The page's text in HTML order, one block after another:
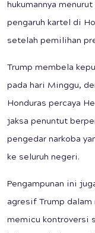
hukumannya
pengaruh kartel di
setelah pemilihan
Trump membela
pada hari Minggu,
Honduras percaya
jaksa penuntut
pengedar narkoba
ke seluruh negeri.
Pengampunan ini
agresif Trump
memicu kontroversi